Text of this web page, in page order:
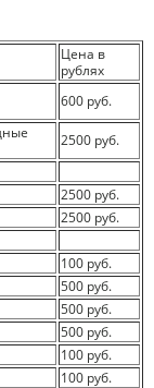
Цена в
рублях
600 руб.
2500 руб.
2500 руб.
2500 руб.
100 руб.
500 руб.
500 руб.
500 руб.
100 руб.
100 руб.